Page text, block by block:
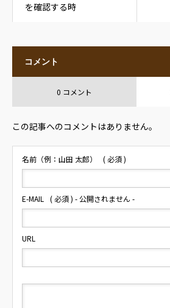
を確認する時
コメント
0 コメント
この記事へのコメントはありません。
名前（例：山田 太郎） ( 必須 )
E-MAIL ( 必須 ) - 公開されません -
URL